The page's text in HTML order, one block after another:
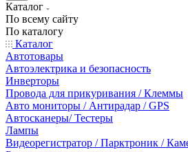
Каталог
По всему сайту
По каталогу
Каталог
Автотовары
Автоэлектрика и безопасность
Инверторы
Провода для прикуривания / Клеммы
Авто мониторы / Антирадар / GPS
Автосканеры/ Тестеры
Лампы
Видеорегистратор / Парктроник /